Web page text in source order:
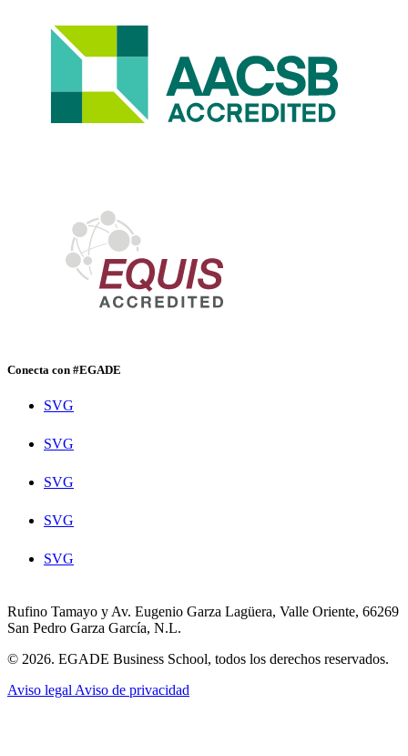
Conecta con #EGADE
SVG
SVG
SVG
SVG
SVG
Rufino Tamayo y Av. Eugenio Garza Lagüera, Valle Oriente, 66269
San Pedro Garza García, N.L.
© 2026. EGADE Business School, todos los derechos reservados.
Aviso legal Aviso de privacidad